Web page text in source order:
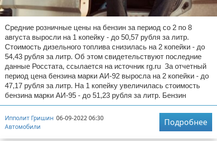
Средние розничные цены на бензин за период со 2 по 8
августа выросли на 1 копейку - до 50,57 рубля за литр.
Стоимость дизельного топлива снизилась на 2 копейки - до
54,43 рубля за литр. Об этом свидетельствуют последние
данные Росстата, ссылается на источник rg.ru За отчетный
период цена бензина марки АИ-92 выросла на 2 копейки - до
47,17 рубля за литр. На 1 копейку увеличилась стоимость
бензина марки АИ-95 - до 51,23 рубля за литр. Бензин
Ипполит Гришин 06-09-2022 06:30
Автомобили
Подробнее